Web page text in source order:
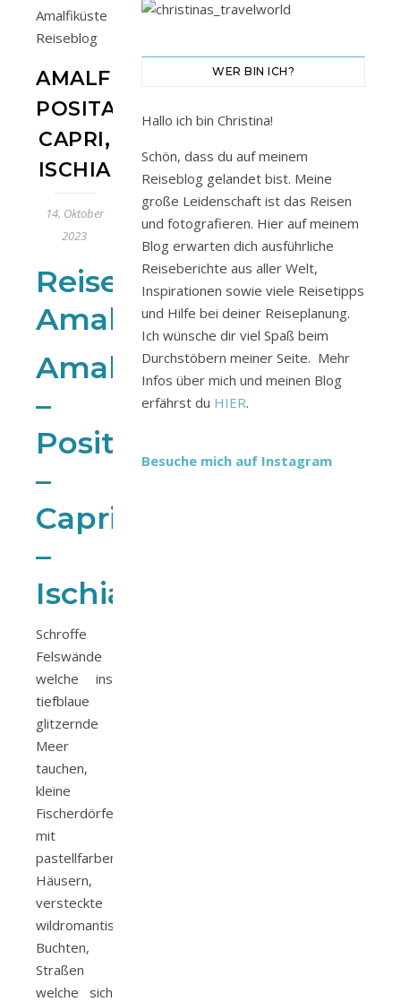
AMALFIKÜSTE:
POSITANO,
CAPRI,
ISCHIA
14. Oktober
2023
Reiseführer
Amalfiküste:
Amalfi
–
Positano
–
Capri
–
Ischia
Schroffe
Felswände
welche ins
tiefblaue
glitzernde
Meer
tauchen,
kleine
Fischerdörfer
mit
pastellfarbenen
Häusern,
versteckte
wildromantische
Buchten,
Straßen
welche sich
WER BIN ICH?
Hallo ich bin Christina!
Schön, dass du auf meinem
Reiseblog gelandet bist. Meine
große Leidenschaft ist das Reisen
und fotografieren. Hier auf meinem
Blog erwarten dich ausführliche
Reiseberichte aus aller Welt,
Inspirationen sowie viele Reisetipps
und Hilfe bei deiner Reiseplanung.
Ich wünsche dir viel Spaß beim
Durchstöbern meiner Seite. Mehr
Infos über mich und meinen Blog
erfährst du HIER.
Besuche mich auf Instagram